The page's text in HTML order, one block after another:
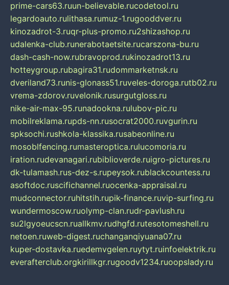
prime-cars63.ruun-believable.rucodetool.ru
legardoauto.rulithasa.rumuz-1.rugooddver.ru
kinozadrot-3.ruqr-plus-promo.ru2shizashop.ru
udalenka-club.runerabotaetsite.rucarszona-bu.ru
dash-cash-now.rubravoprod.rukinozadrot13.ru
hotteygroup.rubagira31.rudommarketnsk.ru
dveriland73.runis-glonass51.ruveles-doroga.rutb02.ru
vrema-zdorov.ruvelonik.rusurgutgloss.ru
nike-air-max-95.runadookna.rulubov-pic.ru
mobilreklama.rupds-nn.rusocrat2000.ruvgurin.ru
spksochi.rushkola-klassika.rusabeonline.ru
mosoblfencing.rumasteroptica.rulucomoria.ru
iration.rudevanagari.rubiblioverde.ruigro-pictures.ru
dk-tulamash.rus-dez-s.rupeysok.rublackcountess.ru
asoftdoc.ruscifichannel.ruocenka-appraisal.ru
mudconnector.ruhitstih.rupik-finance.ruvip-surfing.ru
wundermoscow.ruolymp-clan.rudr-pavlush.ru
su2lgyoeucscn.ruallkmv.rudhgfd.rutesotomeshell.ru
netoen.ruweb-digest.ruchanganqiyuana07.ru
kuper-dostavka.ruedemvgelen.ruytyt.ruinfoelektrik.ru
everafterclub.orgkirillkgr.rugoodv1234.ruoopslady.ru